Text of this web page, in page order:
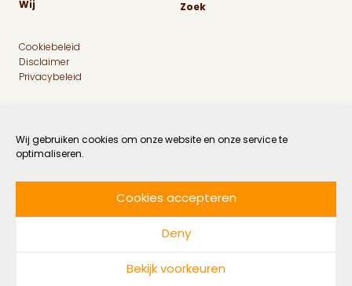
Wij gebruiken cookies om onze website en onze service te
optimaliseren.
Cookies accepteren
Deny
Bekijk voorkeuren
Wij Zoek
Cookiebeleid
Disclaimer
Privacybeleid
InstagramLinkedin